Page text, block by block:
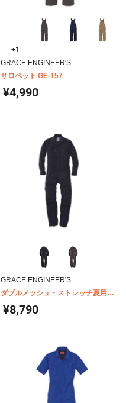
+1
GRACE ENGINEER'S
サロペット GE-157
¥4,990
GRACE ENGINEER'S
ダブルメッシュ・ストレッチ夏用長
袖ツナギ GE-447
¥8,790